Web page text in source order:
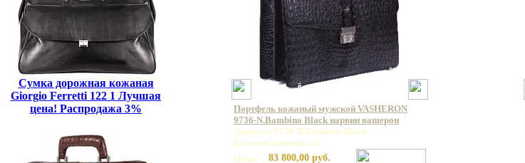
Сумка дорожная кожаная
Giorgio Ferretti 122 1 Лучшая
цена! Распродажа 3%
Портфель кожаный мужской VASHERON
9736-N.Bambino Black нарвин вашерон
Артикул: 9736 N.Bambino Black
Базовая единица: шт
Цена:
83 800,00 руб.